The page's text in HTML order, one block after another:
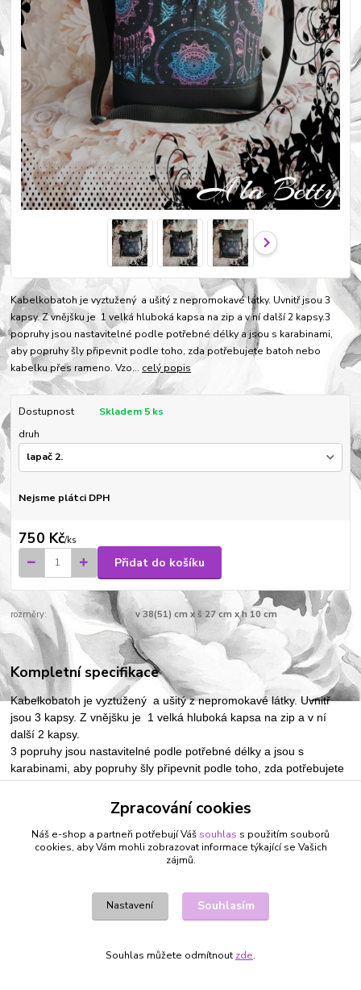
Kabelkobatoh je vyztužený a ušitý z nepromokavé látky. Uvnitř jsou 3
kapsy. Z vnějšku je 1 velká hluboká kapsa na zip a v ní další 2 kapsy.3
popruhy jsou nastavitelné podle potřebné délky a jsou s karabinami,
aby popruhy šly připevnit podle toho, zda potřebujete batoh nebo
kabelku přes rameno. Vzo... celý popis
Dostupnost
Skladem 5 ks
druh
Nejsme plátci DPH
750 Kč/ks
Přidat do košíku
rozměry: v 38(51) cm x š 27 cm x h 10 cm
Kompletní specifikace
Kabelkobatoh je vyztužený a ušitý z nepromokavé látky. Uvnitř
jsou 3 kapsy. Z vnějšku je 1 velká hluboká kapsa na zip a v ní
další 2 kapsy.
3 popruhy jsou nastavitelné podle potřebné délky a jsou s
karabinami, aby popruhy šly připevnit podle toho, zda potřebujete
batoh nebo kabelku přes rameno.
Vzor látky není na všech taškách stejný záleží jak látku stříhám.
Ale můžu předem poslat foto.
Zboží zařazeno v kategoriích
KABELKY, TAŠKY, PENĚŽENKY
Zpracování cookies
Náš e-shop a partneři potřebují Váš souhlas s použitím souborů
cookies, aby Vám mohli zobrazovat informace týkající se Vašich
zájmů.
Nastavení Souhlasím
Souhlas můžete odmítnout zde.